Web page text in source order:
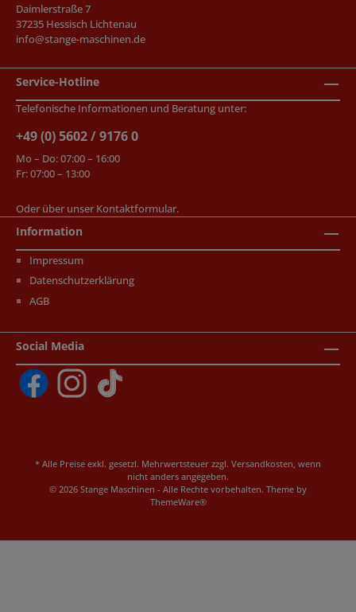
Daimlerstraße 7
37235 Hessisch Lichtenau
info@stange-maschinen.de
Service-Hotline
Telefonische Informationen und Beratung unter:
+49 (0) 5602 / 9176 0
Mo – Do: 07:00 – 16:00
Fr: 07:00 – 13:00
Oder über unser Kontaktformular.
Information
Impressum
Datenschutzerklärung
AGB
Social Media
* Alle Preise exkl. gesetzl. Mehrwertsteuer zzgl. Versandkosten, wenn
nicht anders angegeben.
© 2026 Stange Maschinen - Alle Rechte vorbehalten. Theme by
ThemeWare®